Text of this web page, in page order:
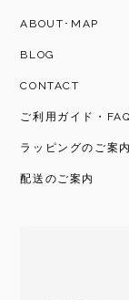
ABOUT･MAP
BLOG
CONTACT
ご利用ガイド・FAQ
ラッピングのご案内
配送のご案内